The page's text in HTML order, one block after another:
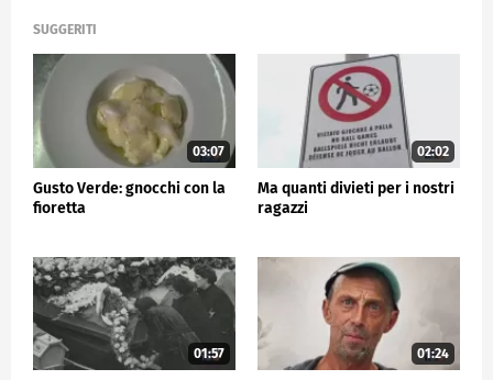
SUGGERITI
03:07
Gusto Verde: gnocchi con la
fioretta
02:02
Ma quanti divieti per i nostri
ragazzi
01:57 01:24